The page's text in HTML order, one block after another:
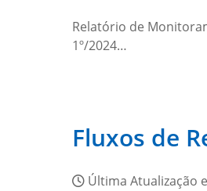
Relatório de
1º/2024…
Fluxos de
Última Atualização